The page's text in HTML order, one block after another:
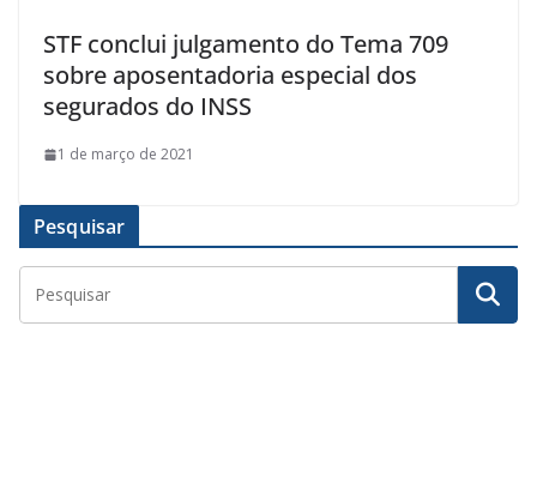
STF conclui julgamento do Tema 709
sobre aposentadoria especial dos
segurados do INSS
1 de março de 2021
Pesquisar